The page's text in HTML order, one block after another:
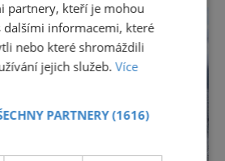
partnery, kteří je mohou
dalšími informacemi, které
nebo které shromáždili
jejich služeb.Více
PARTNERY(1616)